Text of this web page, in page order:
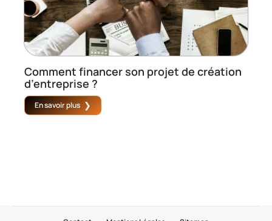
Comment financer son projet de création
d’entreprise ?
En savoir plus